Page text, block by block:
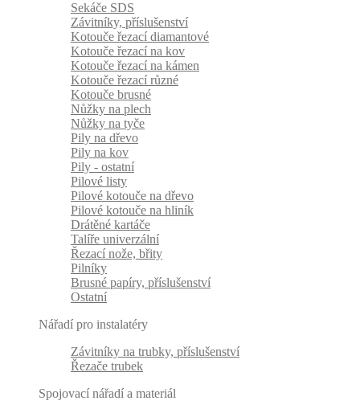
Sekáče SDS
Závitníky, příslušenství
Kotouče řezací diamantové
Kotouče řezací na kov
Kotouče řezací na kámen
Kotouče řezací různé
Kotouče brusné
Nůžky na plech
Nůžky na tyče
Pily na dřevo
Pily na kov
Pily - ostatní
Pilové listy
Pilové kotouče na dřevo
Pilové kotouče na hliník
Drátěné kartáče
Talíře univerzální
Řezací nože, břity
Pilníky
Brusné papíry, příslušenství
Ostatní
Nářadí pro instalatéry
Závitníky na trubky, příslušenství
Řezače trubek
Spojovací nářadí a materiál